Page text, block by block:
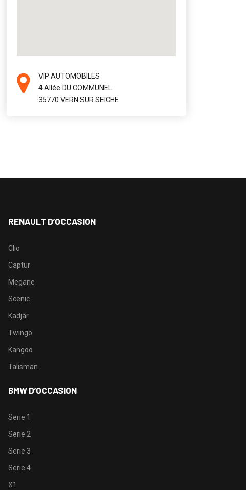
VIP AUTOMOBILES
4 Allée DU COMMUNEL
35770 VERN SUR SEICHE
RENAULT D’OCCASION
Clio
Captur
Megane
Scenic
Kadjar
Twingo
Kangoo
Talisman
BMW D’OCCASION
Serie 1
Serie 2
Serie 3
Serie 4
X1